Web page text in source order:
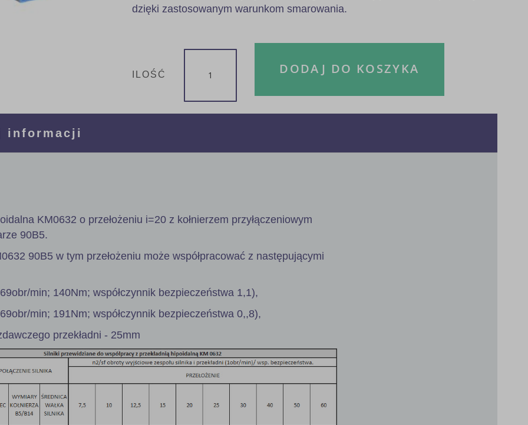
dzięki zastosowanym warunkom smarowania.
ILOŚĆ DODAJ DO KOSZYKA
KM0632 o przełożeniu i=20 z kołnierzem przyłączeniowym
90B5.
90B5 w tym przełożeniu może współpracować z następującymi
min; 140Nm; współczynnik bezpieczeństwa 1,1),
min; 191Nm; współczynnik bezpieczeństwa 0,,8),
przekładni - 25mm
informacji